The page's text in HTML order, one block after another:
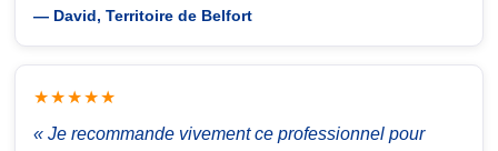
— David, Territoire de Belfort
★★★★★
« Je recommande vivement ce professionnel pour